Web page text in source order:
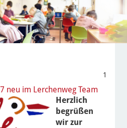
1
neu im Lerchenweg Team
Herzlich
begrüßen
wir zur